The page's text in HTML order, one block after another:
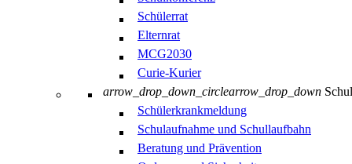
Schülerrat
Elternrat
MCG2030
Curie-Kurier
arrow_drop_down_circlearrow_drop_down
Schülerkrankmeldung
Schulaufnahme und Schullaufbahn
Beratung und Prävention